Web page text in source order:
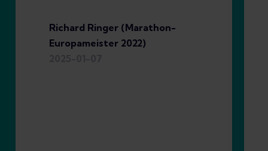
Richard Ringer (Marathon-
Europameister 2022)